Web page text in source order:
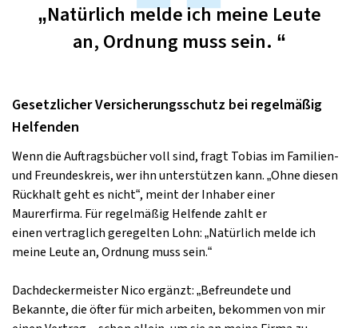
„Natürlich melde ich meine Leute
an, Ordnung muss sein. “
Gesetzlicher Versicherungsschutz bei regelmäßig
Helfenden
Wenn die Auftragsbücher voll sind, fragt Tobias im Familien-
und Freundeskreis, wer ihn unterstützen kann. „Ohne diesen
Rückhalt geht es nicht“, meint der Inhaber einer
Maurerfirma. Für regelmäßig Helfende zahlt er
einen vertraglich geregelten Lohn: „Natürlich melde ich
meine Leute an, Ordnung muss sein.“
Dachdeckermeister Nico ergänzt: „Befreundete und
Bekannte, die öfter für mich arbeiten, bekommen von mir